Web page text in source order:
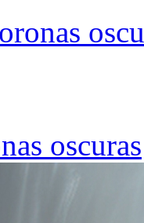
oscuras